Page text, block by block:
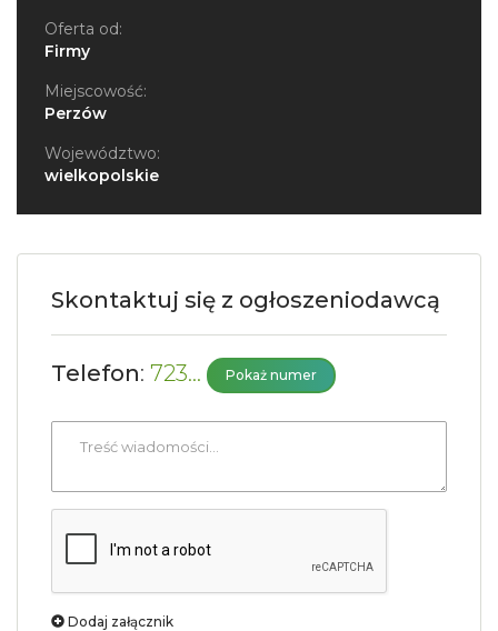
Oferta od:
Firmy
Miejscowość:
Perzów
Województwo:
wielkopolskie
Skontaktuj się z ogłoszeniodawcą
Telefon: 723... Pokaż numer
wiadomości
Dodaj załącznik